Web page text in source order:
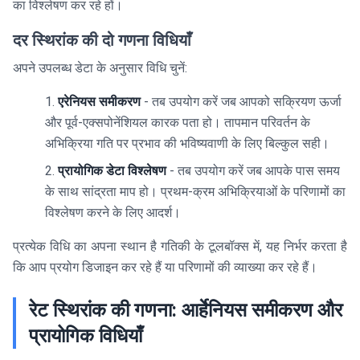
का विश्लेषण कर रहे हों।
दर स्थिरांक की दो गणना विधियाँ
अपने उपलब्ध डेटा के अनुसार विधि चुनें:
एरेनियस समीकरण- तब उपयोग करें जब आपको सक्रियण ऊर्जा
और पूर्व-एक्सपोनेंशियल कारक पता हो। तापमान परिवर्तन के
अभिक्रिया गति पर प्रभाव की भविष्यवाणी के लिए बिल्कुल सही।
प्रायोगिक डेटा विश्लेषण- तब उपयोग करें जब आपके पास समय
के साथ सांद्रता माप हो। प्रथम-क्रम अभिक्रियाओं के परिणामों का
विश्लेषण करने के लिए आदर्श।
प्रत्येक विधि का अपना स्थान है गतिकी के टूलबॉक्स में, यह निर्भर करता है
कि आप प्रयोग डिजाइन कर रहे हैं या परिणामों की व्याख्या कर रहे हैं।
रेट स्थिरांक की गणना: आर्हेनियस समीकरण और
प्रायोगिक विधियाँ